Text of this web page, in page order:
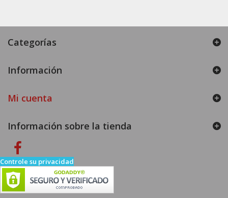
Categorías
Información
Mi cuenta
Información sobre la tienda
Controle su privacidad